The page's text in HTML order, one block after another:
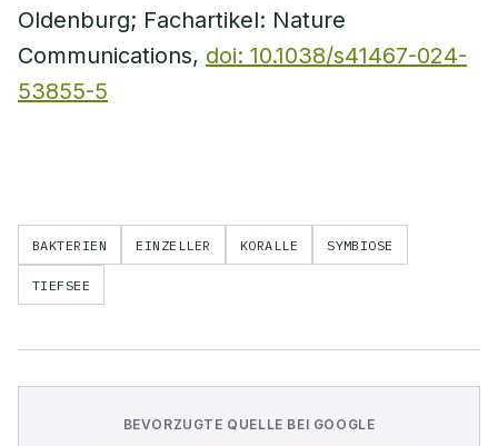
Oldenburg; Fachartikel: Nature
Communications, doi: 10.1038/s41467-024-
53855-5
BAKTERIEN EINZELLER KORALLE SYMBIOSE
TIEFSEE
BEVORZUGTE QUELLE BEI GOOGLE